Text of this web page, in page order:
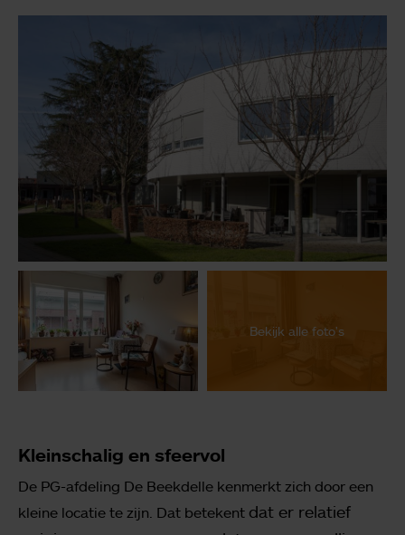
Bekijk alle foto's
Kleinschalig en sfeervol
De PG-afdeling De Beekdelle kenmerkt zich door een
kleine locatie te zijn. Dat betekent dat er relatief